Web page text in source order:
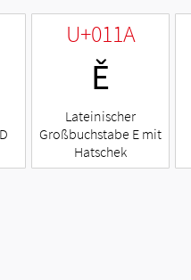
U+011A
Ě
Lateinischer
Großbuchstabe E mit
Hatschek